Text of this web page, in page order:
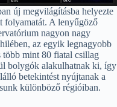
új megvilágításba helyezte
folyamatát. A lenyűgöző
nagyon nagy
az egyik legnagyobb
több mint 80 fiatal csillag
bolygók alakulhatnak ki, így
betekintést nyújtanak a
különböző régióiban.